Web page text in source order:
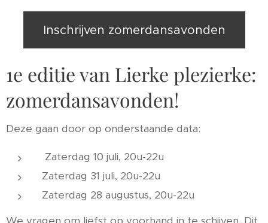
Inschrijven zomerdansavonden
1e editie van Lierke plezierke:
zomerdansavonden!
Deze gaan door op onderstaande data:
Zaterdag 10 juli, 20u-22u
Zaterdag 31 juli, 20u-22u
Zaterdag 28 augustus, 20u-22u